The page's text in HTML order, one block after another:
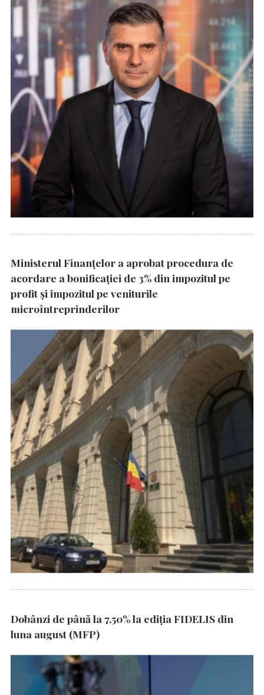
Ministerul Finanțelor a aprobat procedura de
acordare a bonificației de 3% din impozitul pe
profit și impozitul pe veniturile
microîntreprinderilor
Dobânzi de până la 7,50% la ediția FIDELIS din
luna august (MFP)